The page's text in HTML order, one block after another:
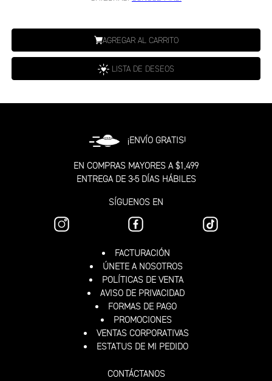
AGREGAR AL CARRITO
LISTA DE DESEOS
¡ENVÍO GRATIS!
EN COMPRAS MAYORES A $1,499
ENTREGA DE 3-5 DÍAS HÁBILES
SÍGUENOS EN
FACTURACIÓN
ÚNETE A NOSOTROS
POLÍTICAS DE VENTA
AVISO DE PRIVACIDAD
FORMAS DE PAGO
PROMOCIONES
VENTAS CORPORATIVAS
ESTATUS DE MI PEDIDO
CONTÁCTANOS